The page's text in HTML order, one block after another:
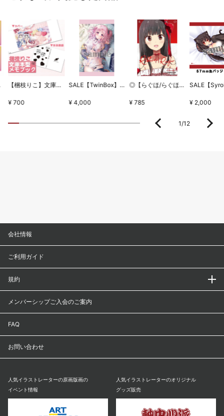
セット 【梱枝りこ】文庫本型メモブック・「すいーとほいっぷ」限定版表紙
¥ 700
SALE【TwinBox】WSB1タペストリー・放課後の保健室
¥ 4,000
◎【らぐほ/らぐほのえりか】リボン
¥ 785 ¥ 2,000
1 /12
人気イラストレーターの原画版画の
イベント情報
人気イラストレーターのオリジナル
グッズ販売
会社情報
ご利用ガイド
規約
メンバーシップご入会のご案内
FAQ
お問い合わせ